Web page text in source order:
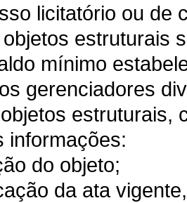
licitatório ou de
estruturais
mínimo
gerenciadores
estruturais,
informações:
do objeto;
da ata